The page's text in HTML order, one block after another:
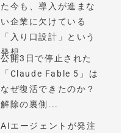
た今も、導入が進まな
い企業に欠けている
「入り口設計」という
発想
公開3日で停止された
「Claude Fable 5」は
なぜ復活できたのか？
解除の裏側...
AIエージェントが発注